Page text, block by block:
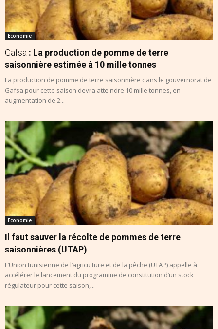
Economie
Gafsa : La production de pomme de terre
saisonnière estimée à 10 mille tonnes
La production de pomme de terre saisonnière dans le gouvernorat de
Gafsa pour cette saison devra atteindre 10 mille tonnes, en
augmentation de 2...
Economie
Il faut sauver la récolte de pommes de terre
saisonnières (UTAP)
L’Union tunisienne de l’agriculture et de la pêche (UTAP) appelle à
accélérer le lancement du programme de constitution d’un stock
régulateur pour cette saison,...